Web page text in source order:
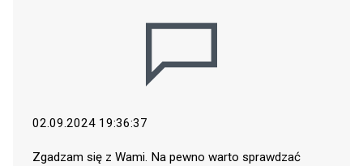
02.09.2024 19:36:37
Zgadzam się z Wami. Na pewno warto sprawdzać